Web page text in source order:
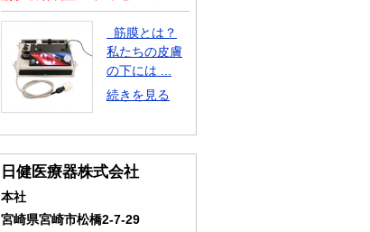
筋膜とは？
私たちの皮膚
の下には ...
続きを見る
日健医療器株式会社
本社
宮崎県宮崎市松橋2-7-29